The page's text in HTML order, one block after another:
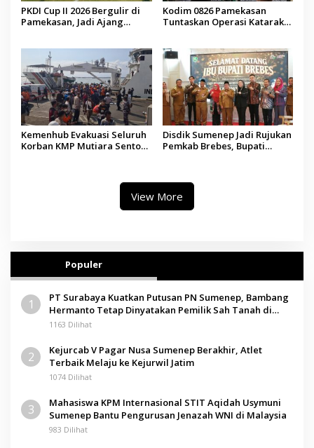
PKDI Cup II 2026 Bergulir di
Pamekasan, Jadi Ajang
Kodim 0826 Pamekasan
Tuntaskan Operasi Katarak
Kemenhub Evakuasi Seluruh
Korban KMP Mutiara Sentosa
Disdik Sumenep Jadi Rujukan
Pemkab Brebes, Bupati
View More
Populer
1
PT Surabaya Kuatkan Putusan PN Sumenep, Bambang
Hermanto Tetap Dinyatakan Pemilik Sah Tanah di
Pamolokan
1163 Dilihat
2
Kejurcab V Pagar Nusa Sumenep Berakhir, Atlet
Terbaik Melaju ke Kejurwil Jatim
1074 Dilihat
3
Mahasiswa KPM Internasional STIT Aqidah Usymuni
Sumenep Bantu Pengurusan Jenazah WNI di Malaysia
983 Dilihat